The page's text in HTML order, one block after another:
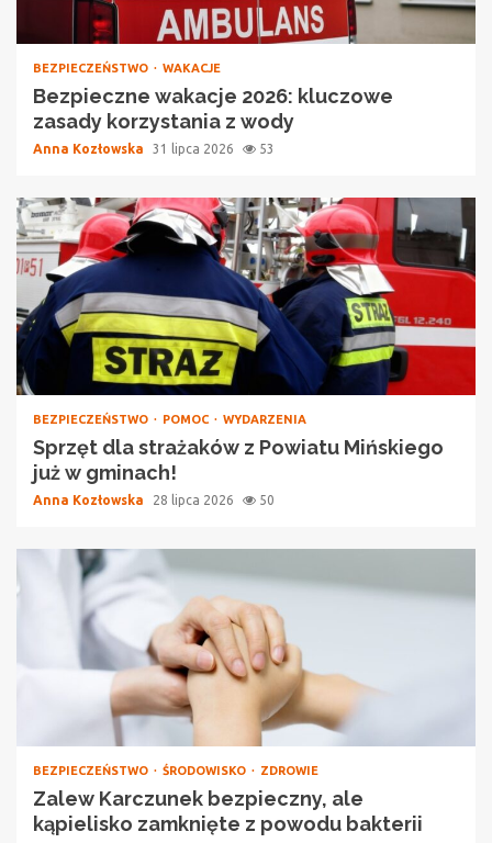
BEZPIECZEŃSTWO WAKACJE
Bezpieczne wakacje 2026: kluczowe
zasady korzystania z wody
Anna Kozłowska 31 lipca 2026 53
BEZPIECZEŃSTWO POMOC WYDARZENIA
Sprzęt dla strażaków z Powiatu Mińskiego
już w gminach!
Anna Kozłowska 28 lipca 2026 50
BEZPIECZEŃSTWO ŚRODOWISKO ZDROWIE
Zalew Karczunek bezpieczny, ale
kąpielisko zamknięte z powodu bakterii